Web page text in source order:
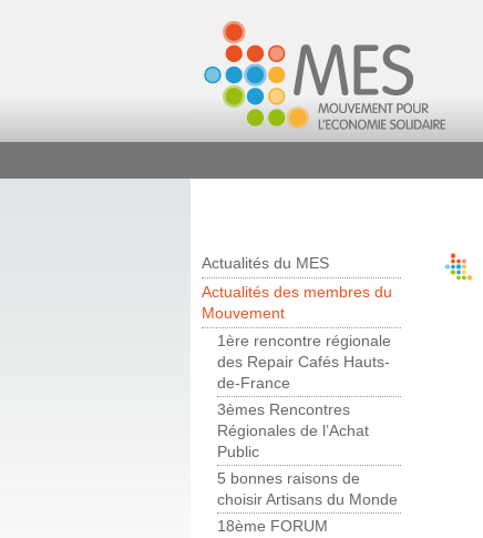
Actualités du MES
Actualités des membres du
Mouvement
1ère rencontre régionale
des Repair Cafés Hauts-
de-France
3èmes Rencontres
Régionales de l’Achat
Public
5 bonnes raisons de
choisir Artisans du Monde
18ème FORUM